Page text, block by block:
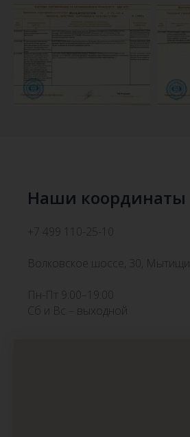
Наши координаты
+7 499 110-25-10
Волковское шоссе, 30, Мытищи
Пн-Пт 9:00–19:00
Сб и Вс – выходной